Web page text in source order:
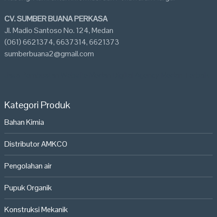
CV. SUMBER BUANA PERKASA
Jl. Madio Santoso No. 124, Medan
(061) 6621374, 6637314, 6621373
sumberbuana2@gmail.com
Kategori Produk
Bahan Kimia
Distributor AMKCO
Pengolahan air
Pupuk Organik
Konstruksi Mekanik